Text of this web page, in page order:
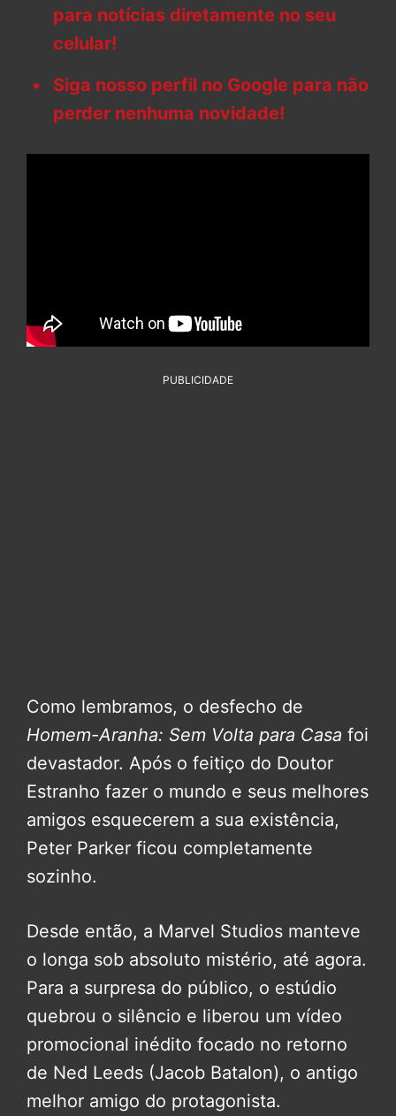
para notícias diretamente no seu
celular!
Siga nosso perfil no Google para não
perder nenhuma novidade!
PUBLICIDADE
Como lembramos, o desfecho de
Homem-Aranha: Sem Volta para Casa foi
devastador. Após o feitiço do Doutor
Estranho fazer o mundo e seus melhores
amigos esquecerem a sua existência,
Peter Parker ficou completamente
sozinho.
Desde então, a Marvel Studios manteve
o longa sob absoluto mistério, até agora.
Para a surpresa do público, o estúdio
quebrou o silêncio e liberou um vídeo
promocional inédito focado no retorno
de Ned Leeds (Jacob Batalon), o antigo
melhor amigo do protagonista.